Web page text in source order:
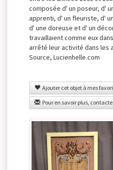
composée d' un poseur, d'
apprenti, d' un fleuriste, d'
d' une doreuse et d' un
travaillaient comme eux
arrêté leur activité dans les
Source, Lucienhelle.com
Ajouter cet objet à mes
Pour en savoir plus,